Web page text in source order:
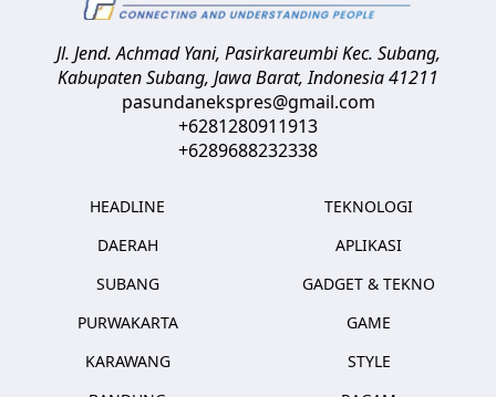
Jl. Jend. Achmad Yani, Pasirkareumbi Kec. Subang,
Kabupaten Subang, Jawa Barat,Indonesia41211
pasundanekspres@gmail.com
+6281280911913
+6289688232338
HEADLINE
DAERAH
SUBANG
PURWAKARTA
KARAWANG
TEKNOLOGI
APLIKASI
GADGET & TEKNO
GAME
STYLE